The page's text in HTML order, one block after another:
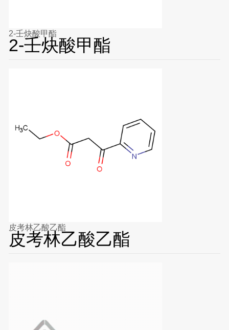
2-壬炔酸甲酯
2-壬炔酸甲酯
皮考林乙酸乙酯
皮考林乙酸乙酯